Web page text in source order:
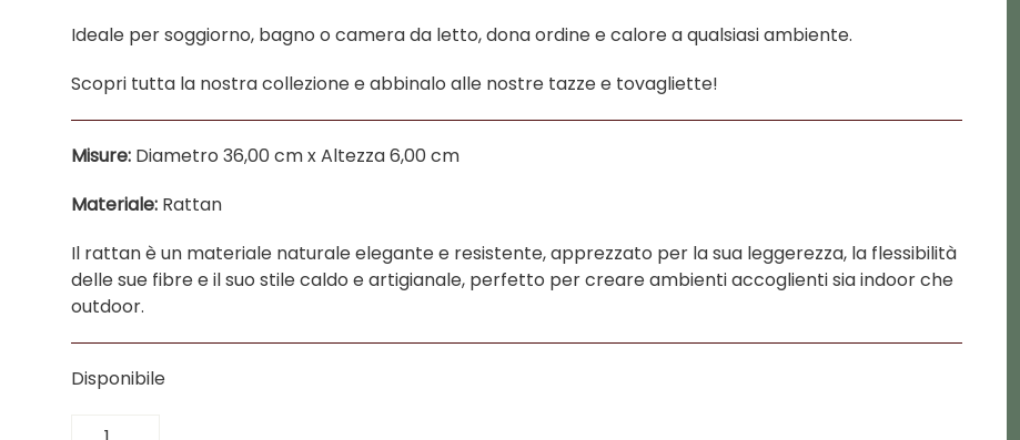
Ideale per soggiorno, bagno o camera da letto, dona ordine e calore a qualsiasi ambiente.
Scopri tutta la nostra collezione e abbinalo alle nostre tazze e tovagliette!
Misure:Diametro 36,00 cm x Altezza 6,00 cm
Materiale:Rattan
Il rattan è un materiale naturale elegante e resistente, apprezzato per la sua leggerezza, la flessibilità
delle sue fibre e il suo stile caldo e artigianale, perfetto per creare ambienti accoglienti sia indoor che
outdoor.
Disponibile
CESTO